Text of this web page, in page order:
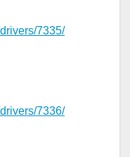
7335/
7336/